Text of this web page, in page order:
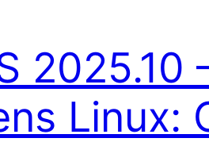
2025.10
Linux: